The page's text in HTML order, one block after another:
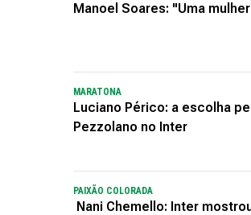
Manoel Soares: "Uma
MARATONA
Luciano Périco: a escolha
Pezzolano no Inter
PAIXÃO COLORADA
Nani Chemello: Inter